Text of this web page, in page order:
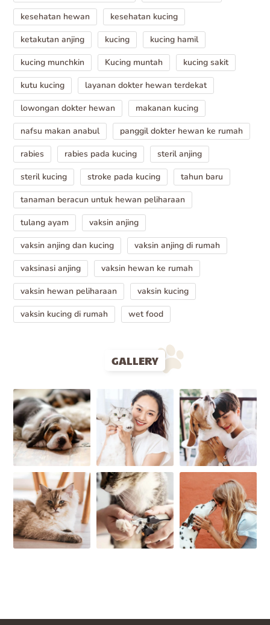
kesehatan hewan
kesehatan kucing
ketakutan anjing
kucing
kucing hamil
kucing munchkin
Kucing muntah
kucing sakit
kutu kucing
layanan dokter hewan terdekat
lowongan dokter hewan
makanan kucing
nafsu makan anabul
panggil dokter hewan ke rumah
rabies
rabies pada kucing
steril anjing
steril kucing
stroke pada kucing
tahun baru
tanaman beracun untuk hewan peliharaan
tulang ayam
vaksin anjing
vaksin anjing dan kucing
vaksin anjing di rumah
vaksinasi anjing
vaksin hewan ke rumah
vaksin hewan peliharaan
vaksin kucing
vaksin kucing di rumah
wet food
GALLERY